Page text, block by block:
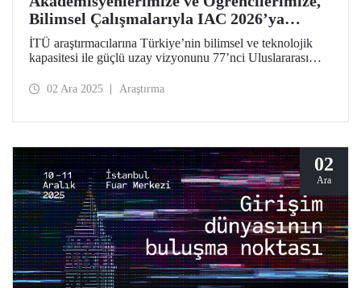
Bilimsel Çalışmalarıyla IAC 2026’ya
Katılma Çağrısı
İTÜ araştırmacılarına Türkiye’nin bilimsel ve teknolojik
kapasitesi ile güçlü uzay vizyonunu 77’nci Uluslararası
özeti gönderimi için son tarih 28 Şubat 2026!
02 Ara 2025 Araştırma
02
Ara